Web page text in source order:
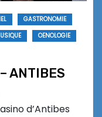
GASTRONOMIE
OENOLOGIE
ANTIBES
d’Antibes